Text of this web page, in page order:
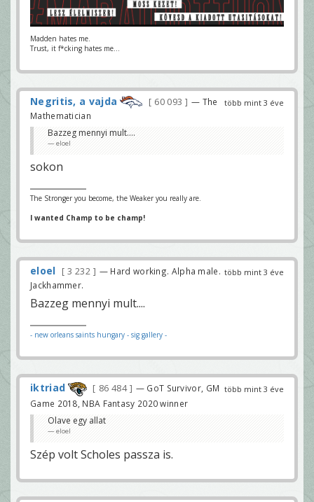
Madden hates me.
Trust, it f*cking hates me...
több mint 3 éve
Negritis, a vajda 60 093
— The
Mathematician
Bazzeg mennyi mult....
eloel
sokon
The Stronger you become, the Weaker you really are.
I wanted Champ to be champ!
több mint 3 éve
eloel 3 232
— Hard working. Alpha male.
Jackhammer.
Bazzeg mennyi mult....
- new orleans saints hungary - sig gallery -
több mint 3 éve
iktriad 86 484
— GoT Survivor, GM
Game 2018, NBA Fantasy 2020 winner
Olave egy allat
eloel
Szép volt Scholes passza is.